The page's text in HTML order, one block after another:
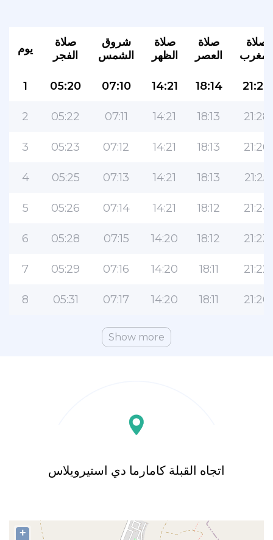
يوم
صلاة
الفجر
شروق
الشمس
صلاة
الظهر
صلاة
العصر
صلاة
المغرب
1 05:20 07:10 14:21 18:14 21:29
2 05:22 07:11 14:21 18:13 21:28
3 05:23 07:12 14:21 18:13 21:26
4 05:25 07:13 14:21 18:13 21:25
5 05:26 07:14 14:21 18:12 21:24
6 05:28 07:15 14:20 18:12 21:23
7 05:29 07:16 14:20 18:11 21:22
8 05:31 07:17 14:20 18:11 21:20
Show more
اتجاه القبلة كامارما دي استيرويلاس
+